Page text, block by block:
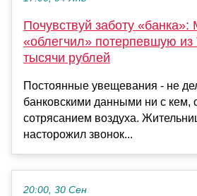
Почувствуй заботу
«облегчил» потерпевшую
тысячи рублей
Постоянные увещевания - не
банковскими данными ни с кем,
сотрясанием воздуха.
насторожил звонок...
20:00, 30 Сен